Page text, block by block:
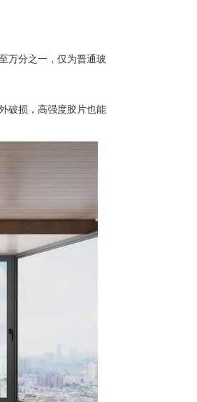
万分之一，仅为普通玻
破损，高强度胶片也能